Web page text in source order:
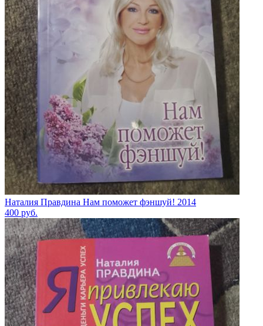
Наталия Правдина Нам поможет фэншуй! 2014
400 руб.